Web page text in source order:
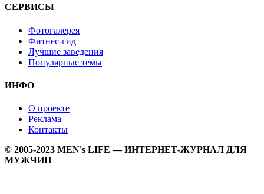
СЕРВИСЫ
Фотогалерея
Фитнес-гид
Лучшие заведения
Популярные темы
ИНФО
О проекте
Реклама
Контакты
© 2005-2023 MEN's LIFE — ИНТЕРНЕТ-ЖУРНАЛ ДЛЯ
МУЖЧИН